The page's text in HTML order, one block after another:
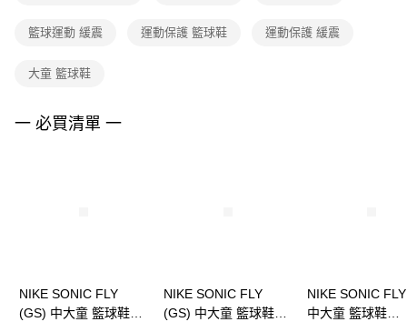
權轉讓予恩沛科技股份有限公司。
３．未成年的使用者請事先徵得法定代理人或監護人之同意方可使用
４．使用「AFTEE先享後付」時，將依據個別帳號之用戶狀況，依本公司即
籃球運動 緩震 運動保護 籃球鞋 運動保護 緩震
大童 籃球鞋
一 必買清單 一
NIKE SONIC FLY
(GS) 中大童 籃球鞋
NIKE SONIC FLY
(GS) 中大童 籃球鞋
NIKE SONIC
中大童 籃球鞋